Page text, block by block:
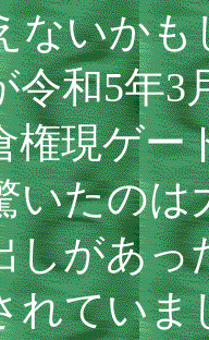
ないか
令和5年3
権現ゲー
いたのは
しがあっ
れていま